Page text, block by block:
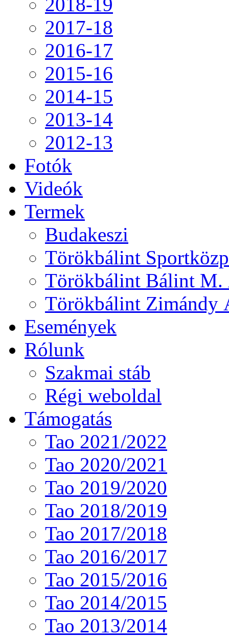
2017-18
2016-17
2015-16
2014-15
2013-14
2012-13
Fotók
Videók
Termek
Budakeszi
Törökbálint
Törökbálint Bálint
Törökbálint Zimándy
Események
Rólunk
Szakmai stáb
Régi weboldal
Támogatás
Tao 2021/2022
Tao 2020/2021
Tao 2019/2020
Tao 2018/2019
Tao 2017/2018
Tao 2016/2017
Tao 2015/2016
Tao 2014/2015
Tao 2013/2014